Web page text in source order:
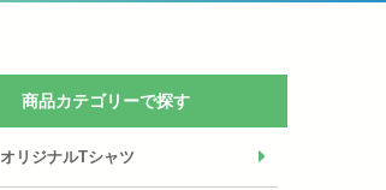
商品カテゴリーで探す
オリジナルTシャツ